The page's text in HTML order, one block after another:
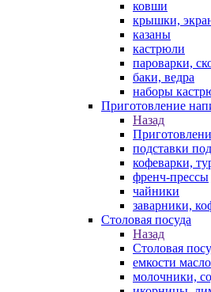
ковши
крышки,
казаны
кастрюли
пароварки,
баки, ведра
наборы
Приготовление
Назад
подставки
кофеварки,
френч-прессы
чайники
заварники,
Столовая посуда
Назад
Столовая
емкости
молочники,